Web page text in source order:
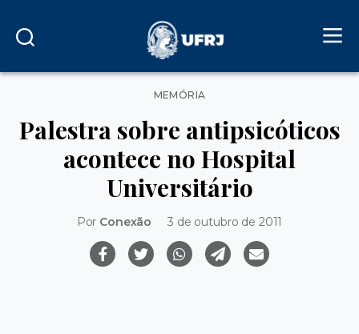
Categorias
MEMÓRIA
Palestra sobre antipsicóticos
acontece no Hospital
Universitário
Por Conexão 3 de outubro de 2011